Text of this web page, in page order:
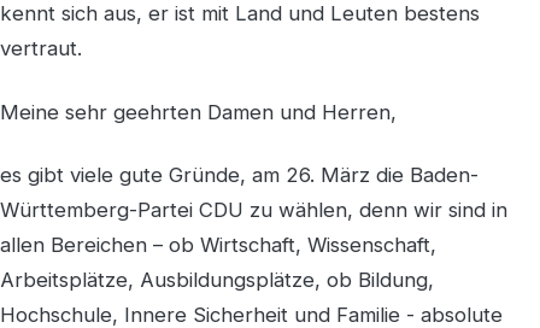
kennt sich aus, er ist mit Land und Leuten bestens
vertraut.
Meine sehr geehrten Damen und Herren,
es gibt viele gute Gründe, am 26. März die Baden-
Württemberg-Partei CDU zu wählen, denn wir sind in
allen Bereichen – ob Wirtschaft, Wissenschaft,
Arbeitsplätze, Ausbildungsplätze, ob Bildung,
Hochschule, Innere Sicherheit und Familie - absolute